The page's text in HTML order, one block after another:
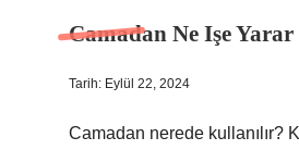
Camadan Ne Işe Yarar
Tarih: Eylül 22, 2024
Camadan nerede kullanılır?